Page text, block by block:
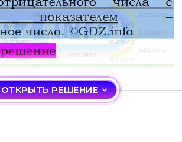
ОТКРЫТЬ РЕШЕНИЕ